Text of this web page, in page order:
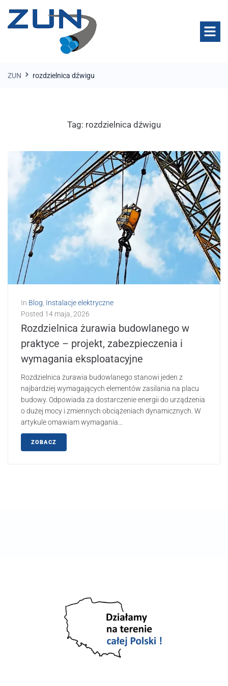
ZUN rozdzielnica dźwigu
Tag: rozdzielnica dźwigu
In Blog, Instalacje elektryczne
Posted 14 maja, 2026
Rozdzielnica żurawia budowlanego w
praktyce – projekt, zabezpieczenia i
wymagania eksploatacyjne
Rozdzielnica żurawia budowlanego stanowi jeden z
najbardziej wymagających elementów zasilania na placu
budowy. Odpowiada za dostarczenie energii do urządzenia
o dużej mocy i zmiennych obciążeniach dynamicznych. W
artykule omawiam wymagania...
ZOBACZ